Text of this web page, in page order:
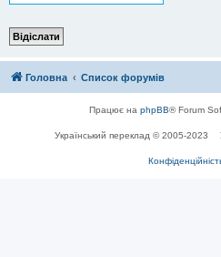
Головна Список форумів
Працює на phpBB® Forum
Український переклад © 2005-2023